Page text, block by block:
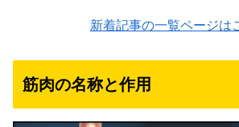
新着記事の一覧ページは
筋肉の名称と作用